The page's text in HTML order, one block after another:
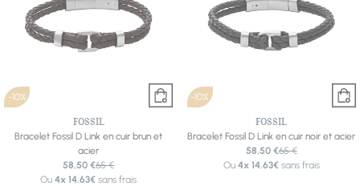
-10%
FOSSIL
Bracelet Fossil D Link en cuir brun et
acier
58,50 €65 €
Ou4x 14.63€ sans frais
-10%
FOSSIL
Bracelet Fossil D Link en cuir noir et acier
58,50 €65 €
Ou 4x 14.63€sans frais